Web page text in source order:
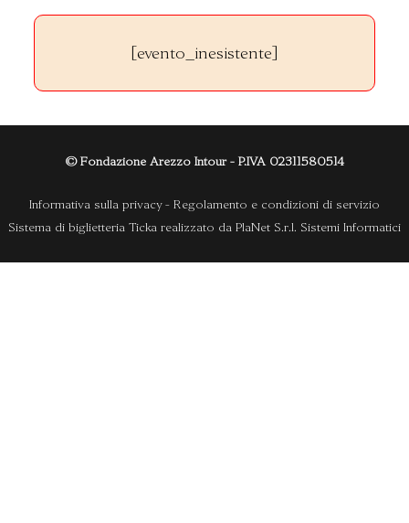
[evento_inesistente]
© Fondazione Arezzo Intour - P.IVA 02311580514
Informativa sulla privacy- Regolamento e condizioni di servizio
Sistema di biglietteria Ticka realizzato da PlaNet S.r.l. Sistemi Informatici